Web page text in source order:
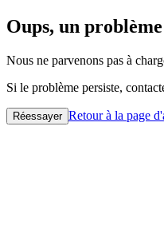
Oups, un
Nous ne parvenons pas à
Si le problème persiste,
Réessayer Retour à la page